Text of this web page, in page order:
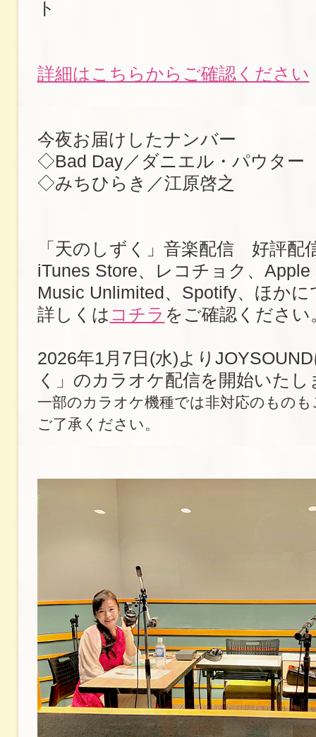
ト
詳細はこちらからご確認ください
今夜お届けしたナンバー
◇Bad Day／ダニエル・パウター
◇みちひらき／江原啓之
「天のしずく」音楽配信 好評配
iTunes Store、レコチョク、
Music Unlimited、Spotify、ほかに
詳しくは コチラ をご確認ください
2026年1月7日(水)より
く」のカラオケ配信を開始いたし
一部のカラオケ機種では非対応のもの
ご了承ください。